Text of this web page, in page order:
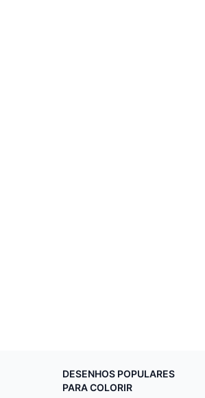
DESENHOS POPULARES
PARA COLORIR